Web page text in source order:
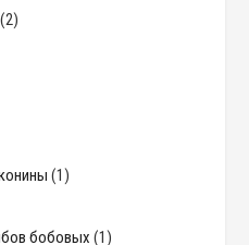
(2)
(1)
бобовых (1)